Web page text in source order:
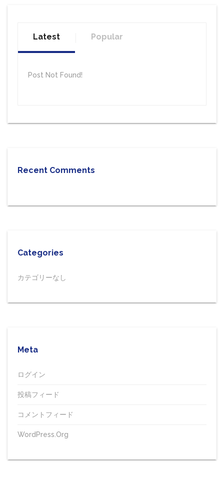
Latest Popular
Post Not Found!
Recent Comments
Categories
カテゴリーなし
Meta
ログイン
投稿フィード
コメントフィード
WordPress.org